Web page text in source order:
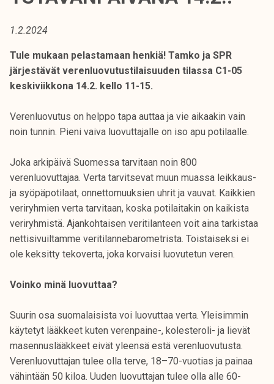
o
r
k
a
k
u
l
u
n
o
p
i
k
l
i
j
a
k
1.2.2024
Tule mukaan pelastamaan henkiä! Tamko ja SPR
järjestävät verenluovutustilaisuuden tilassa C1-05
keskiviikkona 14.2. kello 11-15.
Verenluovutus on helppo tapa auttaa ja vie aikaakin vain
noin tunnin. Pieni vaiva luovuttajalle on iso apu potilaalle.
Joka arkipäivä Suomessa tarvitaan noin 800
verenluovuttajaa. Verta tarvitsevat muun muassa leikkaus-
ja syöpäpotilaat, onnettomuuksien uhrit ja vauvat. Kaikkien
veriryhmien verta tarvitaan, koska potilaitakin on kaikista
veriryhmistä. Ajankohtaisen veritilanteen voit aina tarkistaa
nettisivuiltamme veritilannebarometrista. Toistaiseksi ei
ole keksitty tekoverta, joka korvaisi luovutetun veren.
Voinko minä luovuttaa?
Suurin osa suomalaisista voi luovuttaa verta. Yleisimmin
käytetyt lääkkeet kuten verenpaine-, kolesteroli- ja lievät
masennuslääkkeet eivät yleensä estä verenluovutusta.
Verenluovuttajan tulee olla terve, 18–70-vuotias ja painaa
vähintään 50 kiloa. Uuden luovuttajan tulee olla alle 60-